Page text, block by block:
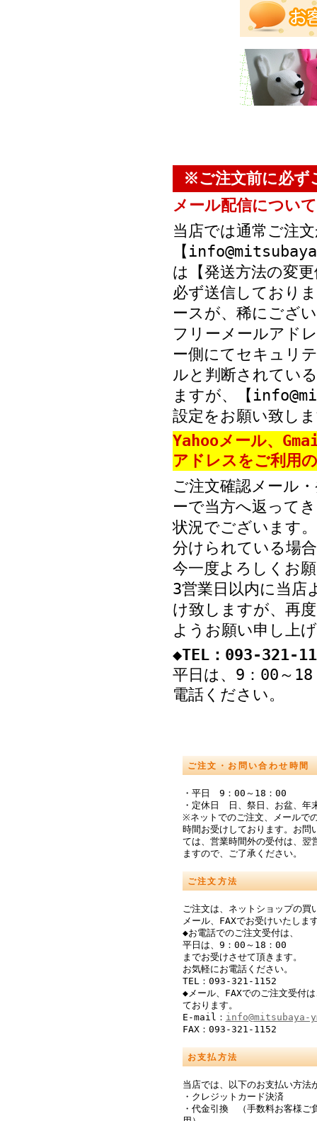
※ご注文前に必ず
メール配信につい
当店では通常ご注
【
は【発送方法の変
必ず送信しており
ースが、稀にござ
フリーメールアド
ー側にてセキュリ
ルと判断されてい
ますが、【
設定をお願い致し
Yahooメール、
アドレスをご利用
ご注文確認メール
ーで当方へ返って
状況でございます
分けられている場
今一度よろしくお
3営業日以内に当店
け致しますが、再
ようお願い申し上
◆TEL：093-321-
平日は、9：00～
電話ください。
ご注文・お問い合わせ時間
・平日 9：00～18：00
・定休日 日、祭日、お盆、年
※ネットでのご注文、メールで
時間お受けしております。お問
ては、営業時間外の受付は、翌
ますので、ご了承ください。
ご注文方法
ご注文は、ネットショップの買
メール、FAXでお受けいたしま
◆お電話でのご注文受付は、
平日は、9：00～18：00
までお受けさせて頂きます。
お気軽にお電話ください。
TEL：093-321-1152
◆メール、FAXでのご注文受付
ております。
E-mail： info@mitsubaya-
FAX：093-321-1152
お支払方法
当店では、以下のお支払い方法
・クレジットカード決済
・代金引換 （手数料お客様ご